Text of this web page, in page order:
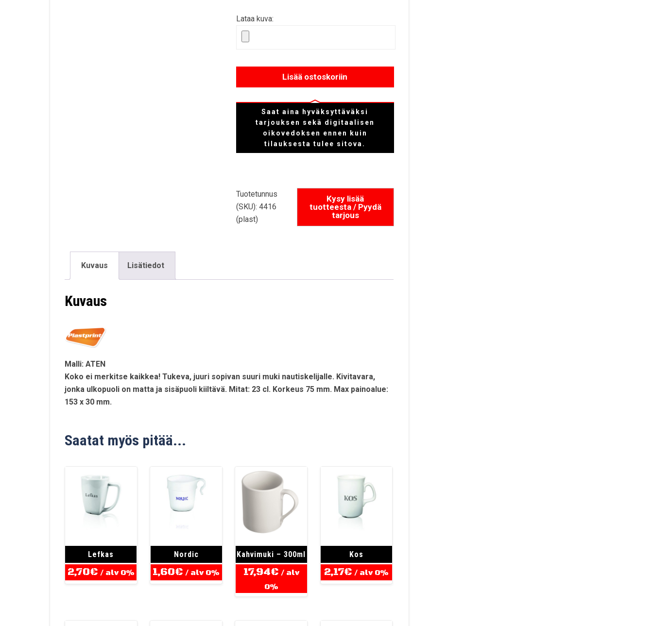
Lataa kuva:
Lisää ostoskoriin
Saat aina hyväksyttäväksi
tarjouksen sekä digitaalisen
oikovedoksen ennen kuin
tilauksesta tulee sitova.
Tuotetunnus
(SKU): 4416
(plast)
Kuvaus Lisätiedot
Kuvaus
Malli: ATEN
Koko ei merkitse kaikkea! Tukeva, juuri sopivan suuri muki nautiskelijalle. Kivitavara,
jonka ulkopuoli on matta ja sisäpuoli kiiltävä. Mitat: 23 cl. Korkeus 75 mm. Max painoalue:
153 x 30 mm.
Saatat myös pitää...
Lefkas
2,70€ / alv 0%
Nordic
1,60€ / alv 0%
Kahvimuki – 300ml
17,94€ / alv
0%
Kos
2,17€ / alv 0%